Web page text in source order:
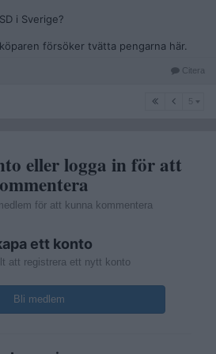
i Sverige?
försöker tvätta pengarna här.
Citera
5
eller logga in för att
för att kunna kommentera
ett konto
att registrera ett nytt konto
Bli medlem